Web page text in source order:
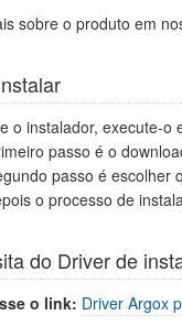
sobre o produto em
o instalador, execute-o
passo é o
passo é escolher
o processo de
do Driver de
o link: Driver Argox